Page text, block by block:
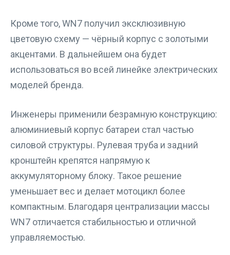
Кроме того, WN7 получил эксклюзивную
цветовую схему — чёрный корпус с золотыми
акцентами. В дальнейшем она будет
использоваться во всей линейке электрических
моделей бренда.
Инженеры применили безрамную конструкцию:
алюминиевый корпус батареи стал частью
силовой структуры. Рулевая труба и задний
кронштейн крепятся напрямую к
аккумуляторному блоку. Такое решение
уменьшает вес и делает мотоцикл более
компактным. Благодаря централизации массы
WN7 отличается стабильностью и отличной
управляемостью.